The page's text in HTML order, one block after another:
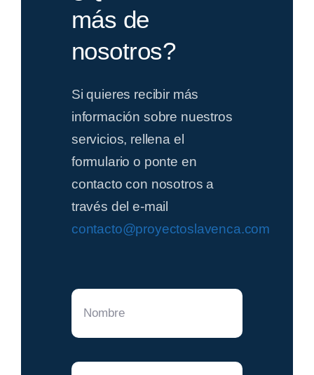
más de
nosotros?
Si quieres recibir más
información sobre nuestros
servicios, rellena el
formulario o ponte en
contacto con nosotros a
través del e-mail
contacto@proyectoslavenca.com